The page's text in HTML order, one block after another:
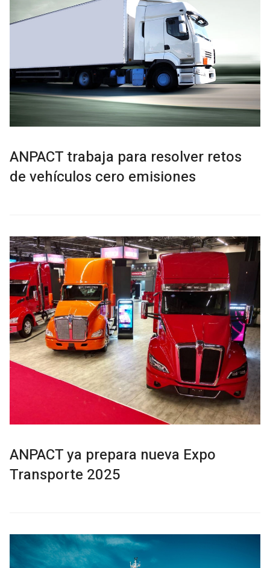
ANPACT trabaja para resolver retos
de vehículos cero emisiones
ANPACT ya prepara nueva Expo
Transporte 2025